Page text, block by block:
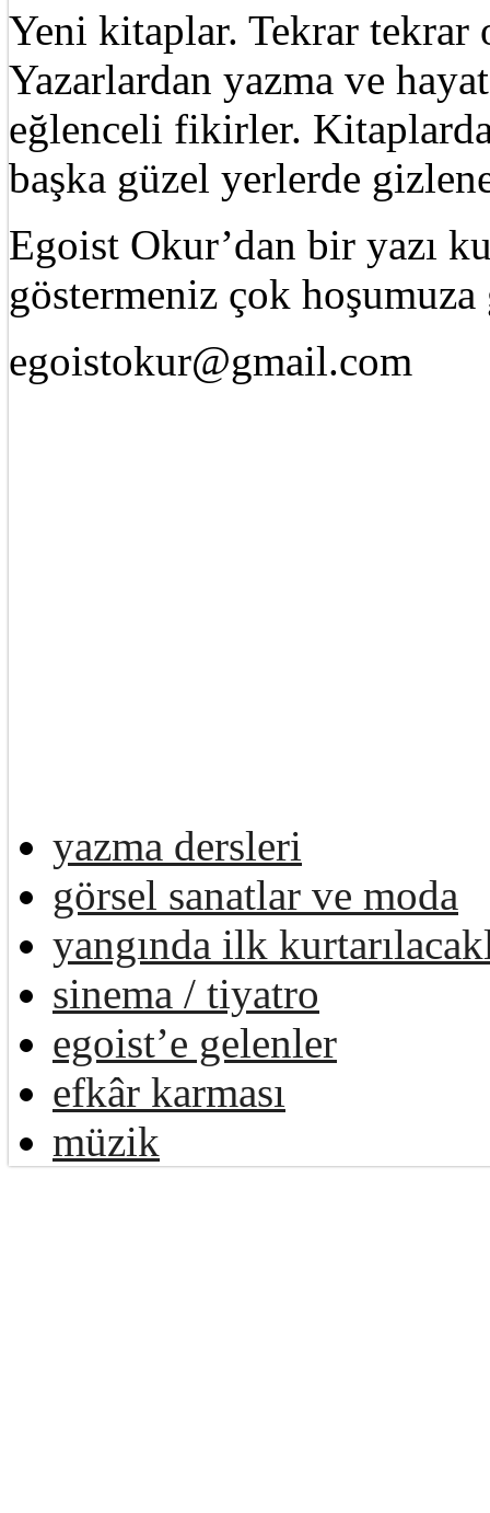
Yeni kitaplar. Tekrar tekrar
Yazarlardan yazma ve
eğlenceli fikirler.
başka güzel yerlerde
Egoist Okur’dan bir yazı
göstermeniz çok
egoistokur@gmail.com
yazma dersleri
görsel sanatlar ve moda
yangında ilk
sinema / tiyatro
egoist’e gelenler
efkâr karması
müzik